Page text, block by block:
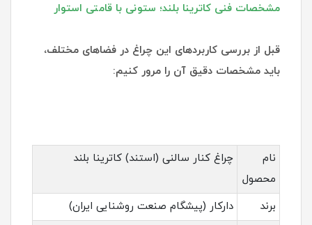
مشخصات فنی کاترینا بلند؛ ستونی با قامتی استوار
قبل از بررسی کاربردهای این چراغ در فضاهای مختلف،
باید مشخصات دقیق آن را مرور کنیم:
نام
محصول
چراغ کنار سالنی (استند) کاترینا بلند
برند
دارکار (پیشگام صنعت روشنایی ایران)